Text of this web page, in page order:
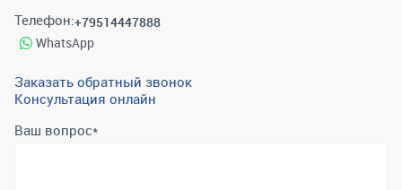
Телефон:+79514447888
WhatsApp
Заказать обратный звонок
Консультация онлайн
Ваш вопрос*